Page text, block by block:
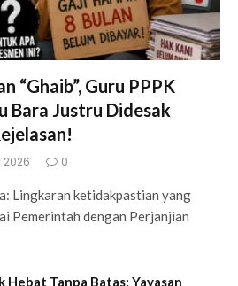
“Ghaib”, Guru PPPK
Bara Justru Didesak
2026 0
Lingkaran ketidakpastian yang
Pemerintah dengan Perjanjian
Hebat Tanpa Batas: Yayasan